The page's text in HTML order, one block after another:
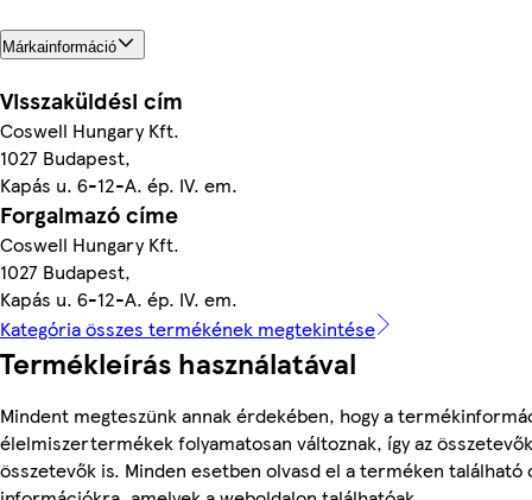
Márkainformáció
Visszaküldési cím
Coswell Hungary Kft.
1027 Budapest,
Kapás u. 6-12-A. ép. IV. em.
Forgalmazó címe
Coswell Hungary Kft.
1027 Budapest,
Kapás u. 6-12-A. ép. IV. em.
Kategória összes termékének megtekintése
Termékleírás használatával
Mindent megteszünk annak érdekében, hogy a
élelmiszertermékek folyamatosan változnak, így az
összetevők is. Minden esetben olvasd el a terméken található